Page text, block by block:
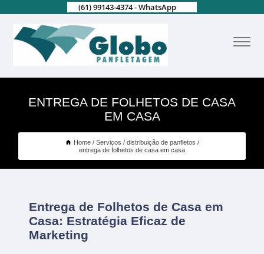
(61) 99143-4374 - WhatsApp
ENTREGA DE FOLHETOS DE CASA
EM CASA
Home Serviços
distribuição de panfletos
entrega de folhetos de casa em casa
Entrega de Folhetos de Casa em
Casa: Estratégia Eficaz de
Marketing